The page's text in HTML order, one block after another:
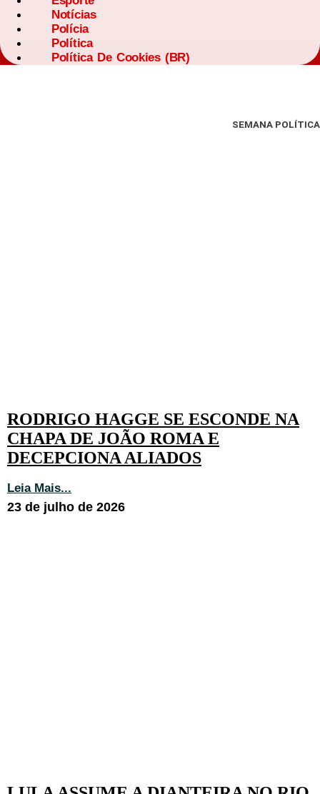
Notícias
Polícia
Política
Política De Cookies (BR)
SEMANA POLÍTICA
RODRIGO HAGGE SE ESCONDE NA
CHAPA DE JOÃO ROMA E
DECEPCIONA ALIADOS
Leia Mais...
23 de julho de 2026